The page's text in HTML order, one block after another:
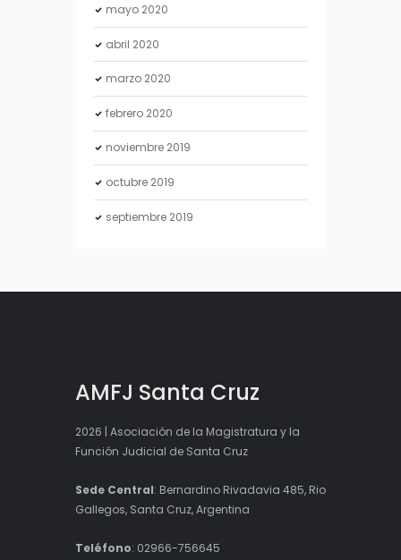
mayo 2020
abril 2020
marzo 2020
febrero 2020
noviembre 2019
octubre 2019
septiembre 2019
AMFJ Santa Cruz
2026 | Asociación de la Magistratura y la
Función Judicial de Santa Cruz
Sede Central: Bernardino Rivadavia 485, Rio
Gallegos, Santa Cruz, Argentina
Teléfono: 02966-756645